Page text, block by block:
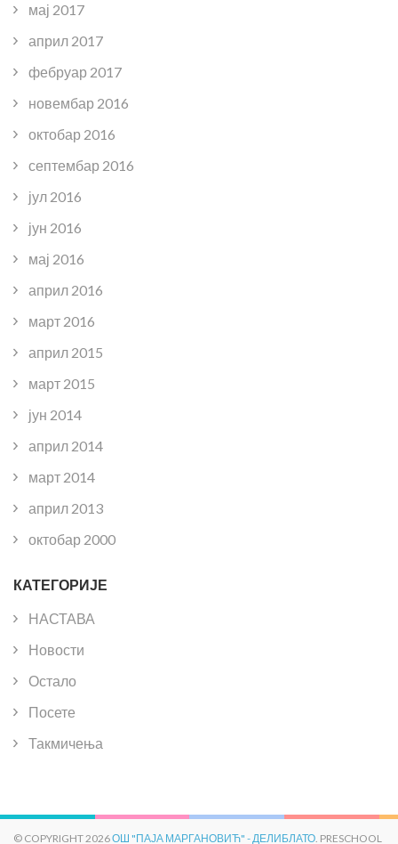
мај 2017
април 2017
фебруар 2017
новембар 2016
октобар 2016
септембар 2016
јул 2016
јун 2016
мај 2016
април 2016
март 2016
април 2015
март 2015
јун 2014
април 2014
март 2014
април 2013
октобар 2000
КАТЕГОРИЈЕ
НАСТАВА
Новости
Остало
Посете
Такмичења
© COPYRIGHT 2026ОШ "ПАЈА МАРГАНОВИЋ" - ДЕЛИБЛАТО . PRESCHOOL